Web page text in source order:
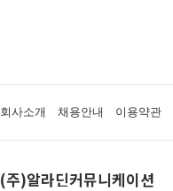
회사소개 채용안내 이용약관
(주)알라딘커뮤니케이션